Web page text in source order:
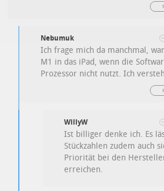
Nebumuk
Ich frage mich da manchmal,
M1 in das iPad, wenn die
Prozessor nicht nutzt. Ich
WillyW
Ist billiger denke ich. Es
Stückzahlen zudem auch
Priorität bei den
erreichen.